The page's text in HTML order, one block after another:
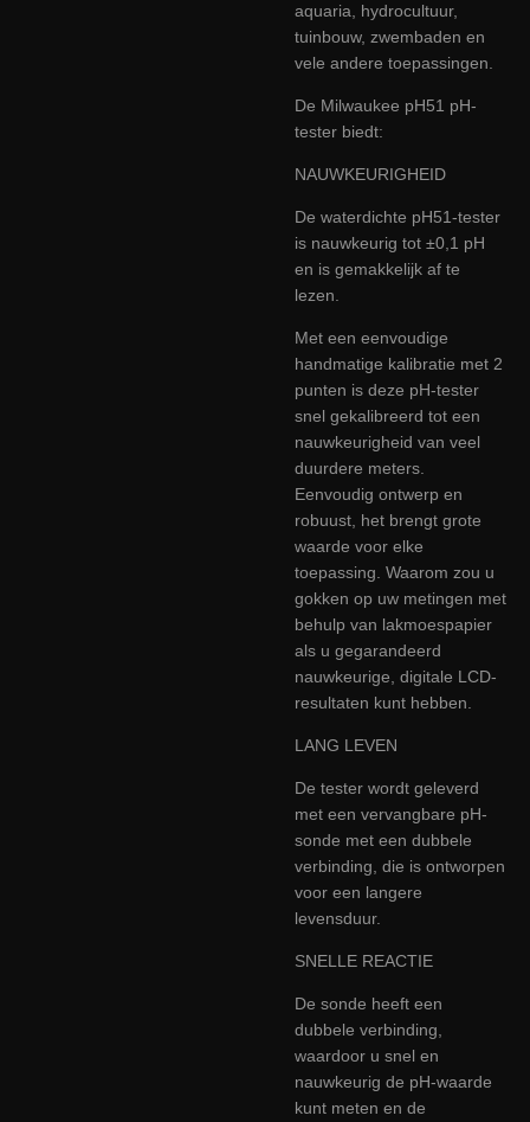
aquaria, hydrocultuur,
tuinbouw, zwembaden en
vele andere toepassingen.
De Milwaukee pH51 pH-
tester biedt:
NAUWKEURIGHEID
De waterdichte pH51-tester
is nauwkeurig tot ±0,1 pH
en is gemakkelijk af te
lezen.
Met een eenvoudige
handmatige kalibratie met 2
punten is deze pH-tester
snel gekalibreerd tot een
nauwkeurigheid van veel
duurdere meters.
Eenvoudig ontwerp en
robuust, het brengt grote
waarde voor elke
toepassing. Waarom zou u
gokken op uw metingen met
behulp van lakmoespapier
als u gegarandeerd
nauwkeurige, digitale LCD-
resultaten kunt hebben.
LANG LEVEN
De tester wordt geleverd
met een vervangbare pH-
sonde met een dubbele
verbinding, die is ontworpen
voor een langere
levensduur.
SNELLE REACTIE
De sonde heeft een
dubbele verbinding,
waardoor u snel en
nauwkeurig de pH-waarde
kunt meten en de